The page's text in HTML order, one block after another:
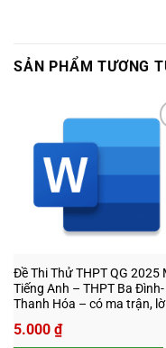
SẢN PHẨM TƯƠNG
Đề Thi Thử THPT QG 2025
Tiếng Anh – THPT Ba Đình-
Thanh Hóa – có ma trận,
5.000 ₫